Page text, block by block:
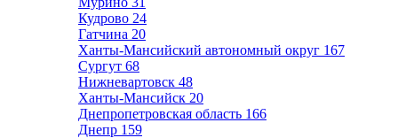
Кудрово 24
Гатчина 20
Ханты-Мансийский автономный округ 167
Сургут 68
Нижневартовск 48
Ханты-Мансийск 20
Днепропетровская область 166
Днепр 159